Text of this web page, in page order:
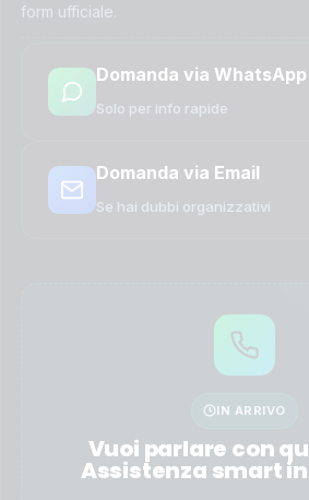
form ufficiale.
Domanda via WhatsApp
Solo per info rapide
Domanda via Email
Se hai dubbi organizzativi
IN ARRIVO
Vuoi parlare con
Assistenza smart